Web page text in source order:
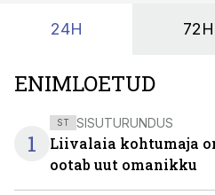
24H 72H
ENIMLOETUD
1
ST SISUTURUNDUS
Liivalaia kohtumaja
ootab uut omanikku